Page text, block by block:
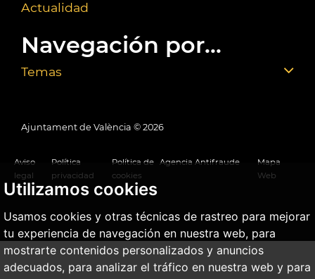
Utilizamos cookies
Usamos cookies y otras técnicas de rastreo para mejorar
tu experiencia de navegación en nuestra web, para
mostrarte contenidos personalizados y anuncios
adecuados, para analizar el tráfico en nuestra web y para
Actualidad
Navegación por...
Temas
Ajuntament de València © 2026
Aviso
legal
Política
privacidad
Política de
cookies
Agencia Antifraude
Mapa
Web